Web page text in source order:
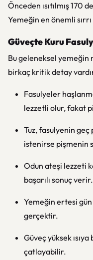
Önceden ısıtılmış 170
Yemeğin en önemli
Güveçte Kuru
Bu geleneksel yemeğin
birkaç kritik detay
Fasulyeler
lezzetli olur, fakat
Tuz, fasulyenin
istenirse pişmenin
Odun ateşi lezzeti
başarılı sonuç verir.
Yemeğin ertesi
gerçektir.
Güveç yüksek
çatlayabilir.